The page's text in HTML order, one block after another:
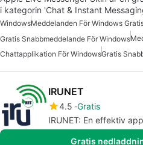
i kategorin 'Chat & Instant
WindowsMeddelanden För Windows
Gratis Snabbmeddelande För Windows
Chattapplikation För WindowsGratis
IRUNET
4.5 Gratis
IRUNET: En effektiv
Gratis